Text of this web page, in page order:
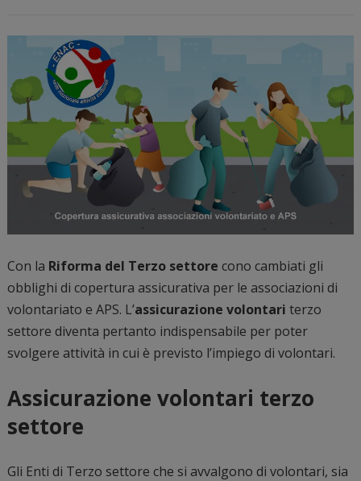
Con la Riforma del Terzo settore cono cambiati gli
obblighi di copertura assicurativa per le associazioni di
volontariato e APS. L’assicurazione volontari terzo
settore diventa pertanto indispensabile per poter
svolgere attività in cui è previsto l’impiego di volontari.
Assicurazione volontari terzo
settore
Gli Enti di Terzo settore che si avvalgono di volontari, sia